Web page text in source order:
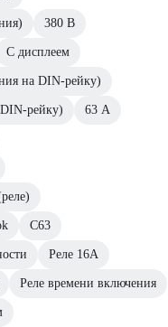
380 В
С дисплеем
на DIN-рейку)
рейку) 63 А
С63
Реле 16А
Реле времени включения